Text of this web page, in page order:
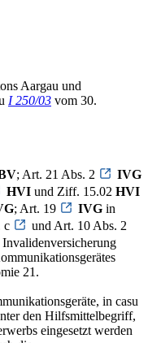
Aargau und
I 250/03 vom 30.
; Art. 21 Abs. 2
IVG
HVI und Ziff. 15.02 HVI
; Art. 19 IVG in
c
und Art. 10 Abs. 2
21.
in casu
den Hilfsmittelbegriff,
eingesetzt werden